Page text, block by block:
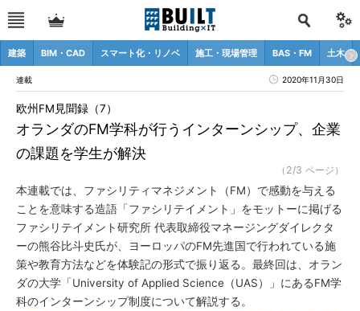
建築 BIM・CAD スマート化・リノベ 施工・現場管理 BAS・FM 土木
連載 2020年11月30日
オランダのFM学科が行うインターンシップ、企業
の課題を学生が解決
欧州FM見聞録（7）
（2/3 ページ）
本連載では、ファシリティマネジメント（FM）で感動を与える
ことを意味する造語「ファシリテイメント」をモットーに掲げる
ファシリテイメント研究所 代表取締役マネージングダイレクタ
ーの熊谷比斗史氏が、ヨーロッパのFM先進国で行われている施
策や教育方法などを体験記の形式で振り返る。最終回は、オラン
ダの大学「University of Applied Science（UAS）」にあるFM学
科のインターンシップ制度について解説する。